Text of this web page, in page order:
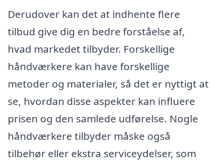
Derudover kan det at indhente flere
tilbud give dig en bedre forståelse af,
hvad markedet tilbyder. Forskellige
håndværkere kan have forskellige
metoder og materialer, så det er nyttigt at
se, hvordan disse aspekter kan influere
prisen og den samlede udførelse. Nogle
håndværkere tilbyder måske også
tilbehør eller ekstra serviceydelser, som